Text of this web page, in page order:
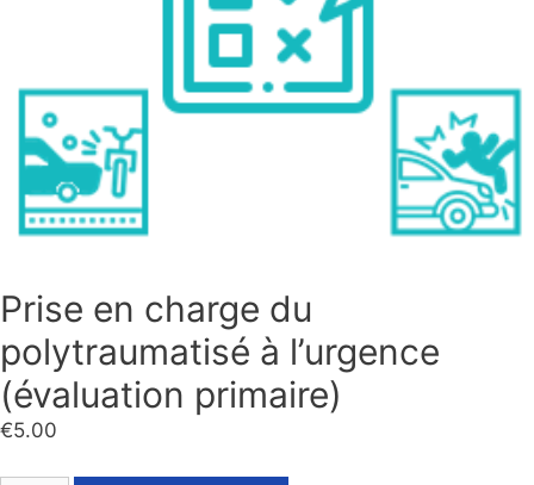
Prise en charge du
polytraumatisé à l’urgence
(évaluation primaire)
€5.00